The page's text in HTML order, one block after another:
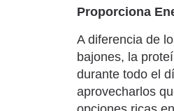
Proporciona
A diferencia de
bajones, la
durante todo el
aprovecharlos